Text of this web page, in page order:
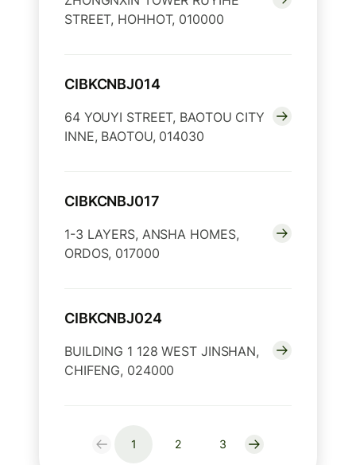
STREET, HOHHOT, 010000
CIBKCNBJ014
64 YOUYI STREET, BAOTOU CITY
INNE, BAOTOU, 014030
CIBKCNBJ017
1-3 LAYERS, ANSHA HOMES,
ORDOS, 017000
CIBKCNBJ024
BUILDING 1 128 WEST JINSHAN,
CHIFENG, 024000
1 2 3